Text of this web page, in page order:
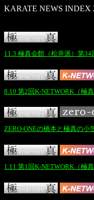
KARATE NEWS INDEX
11.3 極真会館（松井派）第
8.10 第2回K-NETWORK（極
ZERO-ONEの橋本と極真の小
1.11 第1回K-NETWORK（極